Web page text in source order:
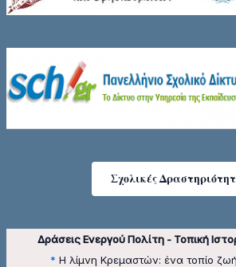
Σχολικές
Δράσεις Ενεργού Πολίτη - Τοπική
* Η λίμνη Κρεμαστών: ένα τοπίο